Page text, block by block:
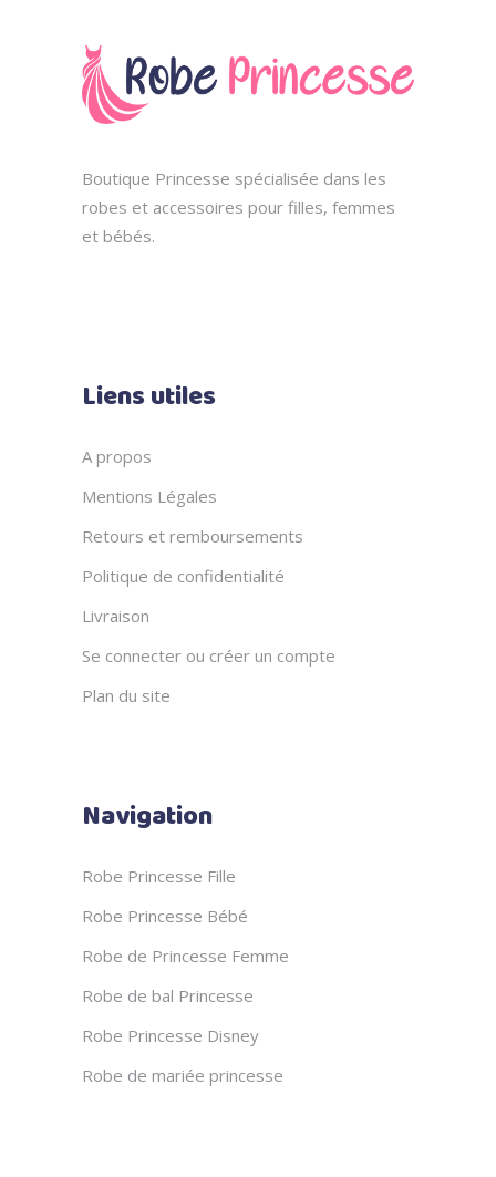
Boutique Princesse spécialisée dans les
robes et accessoires pour filles, femmes
et bébés.
Liens utiles
A propos
Mentions Légales
Retours et remboursements
Politique de confidentialité
Livraison
Se connecter ou créer un compte
Plan du site
Navigation
Robe Princesse Fille
Robe Princesse Bébé
Robe de Princesse Femme
Robe de bal Princesse
Robe Princesse Disney
Robe de mariée princesse